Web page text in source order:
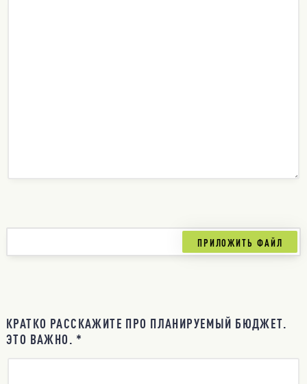
КРАТКО РАССКАЖИТЕ ПРО ПЛАНИРУЕМЫЙ БЮДЖЕТ.
ЭТО ВАЖНО. *